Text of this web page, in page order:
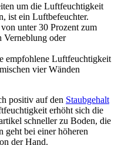
um die Luftfeuchtigkeit
ist ein Luftbefeuchter.
unter 30 Prozent zum
Verneblung oder
empfohlene Luftfeuchtigkeit
vier Wänden
positiv auf den Staubgehalt
erhöht sich die
schneller zu Boden, die
geht bei einer höheren
der Hand.